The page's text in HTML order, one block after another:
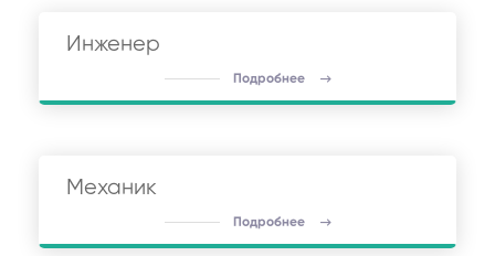
Инженер
Подробнее
Механик
Подробнее